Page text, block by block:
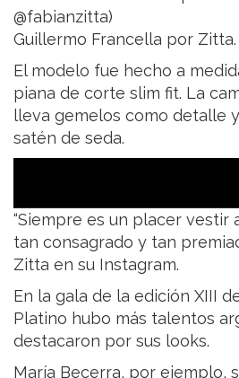
Guillermo Francella por Zitta.
El modelo fue hecho a
piana de corte slim fit. La
lleva gemelos como detalle
satén de seda.
“Siempre es un placer vestir
tan consagrado y tan
Zitta en su Instagram.
En la gala de la edición XIII
Platino hubo más talentos
destacaron por sus looks.
María Becerra, por ejemplo,